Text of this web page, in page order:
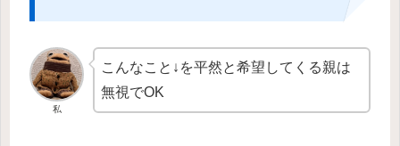
私
こんなこと↓を平然と希望してくる親は
無視でOK